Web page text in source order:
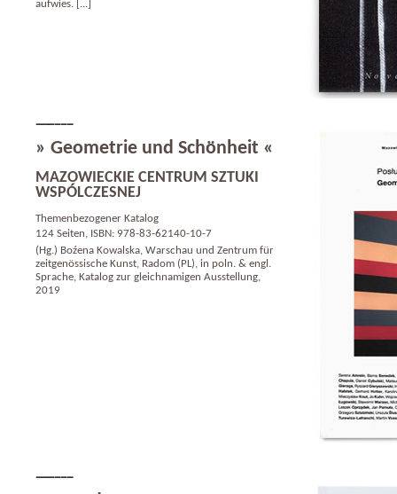
aufwies. [...]
» Geometrie und Schönheit «
MAZOWIECKIE CENTRUM SZTUKI
WSPÓLCZESNEJ
Themenbezogener Katalog
124 Seiten, ISBN: 978-83-62140-10-7
(Hg.) Boźena Kowalska, Warschau und Zentrum für
zeitgenössische Kunst, Radom (PL), in poln. & engl.
Sprache, Katalog zur gleichnamigen Ausstellung,
2019